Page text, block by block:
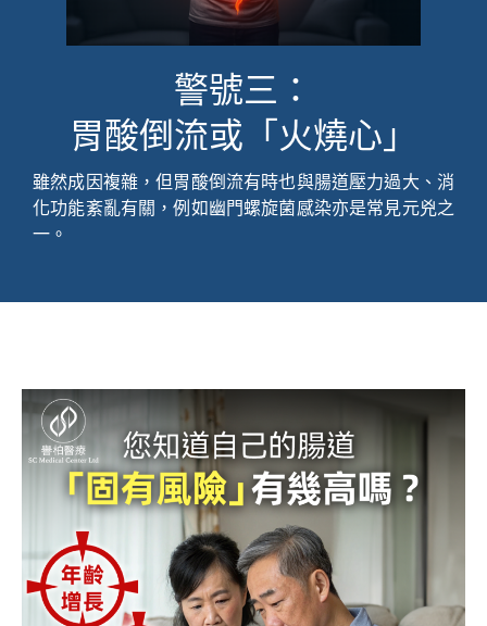
警號三：
胃酸倒流或「火燒心」
雖然成因複雜，但胃酸倒流有時也與腸道壓力過大、消
化功能紊亂有關，例如幽門螺旋菌感染亦是常見元兇之
一。